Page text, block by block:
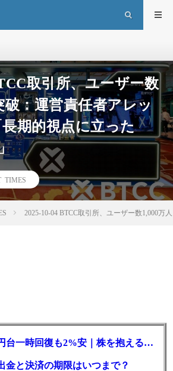
取引所、ユーザー数
破：運営責任者アレッ
期的視点に立った
TIMES
2025-10-04 BTCC取引所、ユーザー数1,000
キオクシア、5万円台一時回復も2%安｜株を抱える東芝は純利益30倍
金と決済の期限はいつまで？